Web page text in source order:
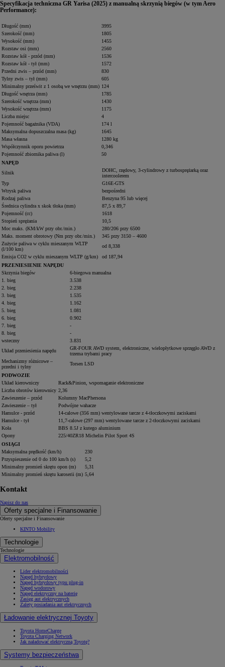
Specyfikacja techniczna GR Yarisa (2025) z manualną skrzynią biegów (w tym Aero
Performance):
Długość (mm)
3995
Szerokość (mm)
1805
Wysokość (mm)
1455
Rozstaw osi (mm)
2560
Rozstaw kół - przód (mm)
1536
Rozstaw kół - tył (mm)
1572
Przedni zwis – przód (mm)
830
Tylny zwis – tył (mm)
605
Minimalny prześwit z 1 osobą we wnętrzu (mm) 124
Długość wnętrza (mm)
1785
Szerokość wnętrza (mm)
1430
Wysokość wnętrza (mm)
1175
Liczba miejsc
4
Pojemność bagażnika (VDA)
174 l
Maksymalna dopuszczalna masa (kg)
1645
Masa własna
1280 kg
Współczynnik oporu powietrza
0,346
Pojemność zbiornika paliwa (l)
50
NAPĘD
Silnik
DOHC, rzędowy, 3-cylindrowy z turbosprężarką oraz
intercoolerem
Typ
G16E-GTS
Wtrysk paliwa
bezpośredni
Rodzaj paliwa
Benzyna 95 lub więcej
Średnica cylindra x skok tłoka (mm)
87,5 x 89,7
Pojemność (cc)
1618
Stopień sprężania
10,5
Moc maks. (KM/kW przy obr./min.)
280/206 przy 6500
Maks. moment obrotowy (Nm przy obr./min.)
345 przy 3150 – 4600
Zużycie paliwa w cyklu mieszanym WLTP
(l/100 km)
od 8,338
Emisja CO2 w cyklu mieszanym WLTP (g/km)
od 187,94
PRZENIESIENIE NAPĘDU
Skrzynia biegów
6-biegowa manualna
1. bieg
3.538
2. bieg
2.238
3. bieg
1.535
4. bieg
1.162
5. bieg
1.081
6. bieg
0.902
7. bieg
-
8. bieg
-
wsteczny
3.831
Układ przeniesienia napędu
GR-FOUR AWD system, elektroniczne, wielopłytkowe sprzęgło AWD z
trzema trybami pracy
Mechanizmy różnicowe –
przedni i tylny
Torsen LSD
PODWOZIE
Układ kierowniczy
Rack&Pinion, wspomaganie elektroniczne
Liczba obrotów kierownicy 2,36
Zawieszenie – przód
Kolumny MacPhersona
Zawieszenie – tył
Podwójne wahacze
Hamulce - przód
14-calowe (356 mm) wentylowane tarcze z 4-tłoczkowymi zaciskami
Hamulce - tył
11,7-calowe (297 mm) wentylowane tarcze z 2-tłoczkowymi zaciskami
Koła
BBS 8.5J z kutego aluminium
Opony
225/40ZR18 Michelin Pilot Sport 4S
OSIĄGI
Maksymalna prędkość (km/h)
230
Przyspieszenie od 0 do 100 km/h (s)
5,2
Minimalny promień skrętu opon (m)
5,31
Minimalny promień skrętu karoserii (m) 5,64
Kontakt
Napisz do nas
Oferty specjalne i Finansowanie
Oferty specjalne i Finansowanie
KINTO Mobility
Technologie
Technologie
Elektromobilność
Lider elektromobilności
Napęd hybrydowy
Napęd hybrydowy typu plug-in
Napęd wodorowy
Napęd elektryczny na baterię
Zasięg aut elektrycznych
Zalety posiadania aut elektrycznych
Ładowanie elektrycznej Toyoty
Toyota HomeCharge
Toyota Charging Network
Jak naładować elektryczną Toyotę?
Systemy bezpieczeństwa